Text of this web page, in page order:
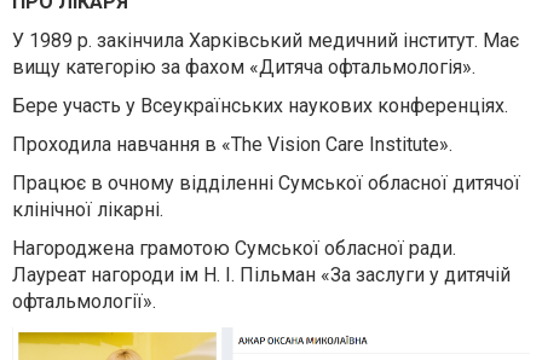
У 1989 р. закінчила Харківський медичний інститут. Має
вищу категорію за фахом «Дитяча офтальмологія».
Бере участь у Всеукраїнських наукових конференціях.
Проходила навчання в «The Vision Care Institute».
Працює в очному відділенні Сумської обласної дитячої
клінічної лікарні.
Нагороджена грамотою Сумської обласної ради.
Лауреат нагороди ім Н. І. Пільман «За заслуги у дитячій
офтальмології».